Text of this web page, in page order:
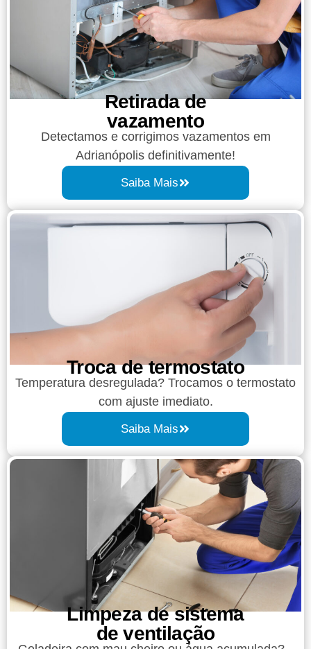
Retirada de
vazamento​​
Detectamos e corrigimos vazamentos em
Adrianópolis definitivamente!
Saiba Mais
Troca de termostato
Temperatura desregulada? Trocamos o termostato
com ajuste imediato.
Saiba Mais
Limpeza de sistema
de ventilação